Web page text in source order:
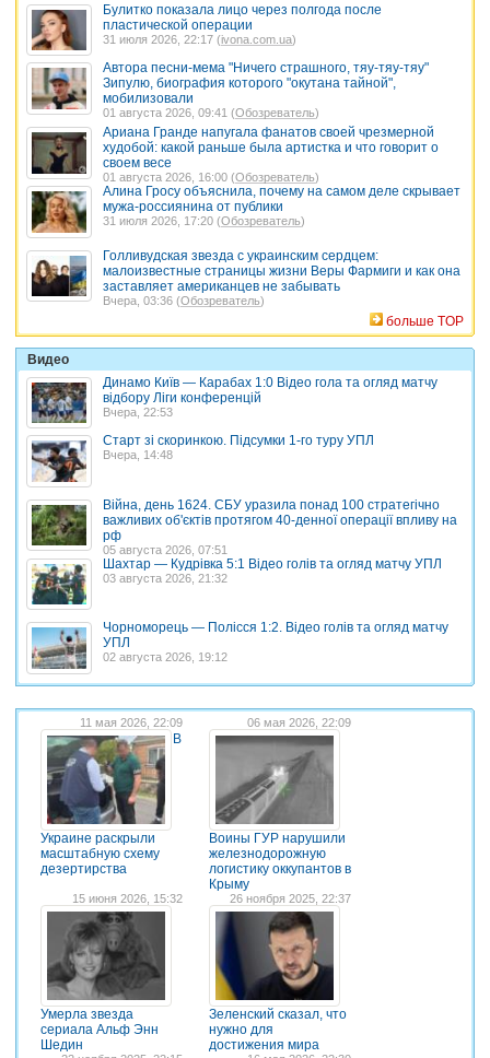
Булитко показала лицо через полгода после
пластической операции
31 июля 2026, 22:17 (ivona.com.ua)
Автора песни-мема "Ничего страшного, тяу-тяу-тяу"
Зипулю, биография которого "окутана тайной",
мобилизовали
01 августа 2026, 09:41 (Обозреватель)
Ариана Гранде напугала фанатов своей чрезмерной
худобой: какой раньше была артистка и что говорит о
своем весе
01 августа 2026, 16:00 (Обозреватель)
Алина Гросу объяснила, почему на самом деле скрывает
мужа-россиянина от публики
31 июля 2026, 17:20 (Обозреватель)
Голливудская звезда с украинским сердцем:
малоизвестные страницы жизни Веры Фармиги и как она
заставляет американцев не забывать
Вчера, 03:36 (Обозреватель)
больше TOP
Видео
Динамо Київ — Карабах 1:0 Відео гола та огляд матчу
відбору Ліги конференцій
Вчера, 22:53
Старт зі скоринкою. Підсумки 1-го туру УПЛ
Вчера, 14:48
Війна, день 1624. СБУ уразила понад 100 стратегічно
важливих об'єктів протягом 40-денної операції впливу на
рф
05 августа 2026, 07:51
Шахтар — Кудрівка 5:1 Відео голів та огляд матчу УПЛ
03 августа 2026, 21:32
Чорноморець — Полісся 1:2. Відео голів та огляд матчу
УПЛ
02 августа 2026, 19:12
11 мая 2026, 22:09
В
Украине раскрыли
масштабную схему
дезертирства
06 мая 2026, 22:09
Воины ГУР нарушили
железнодорожную
логистику оккупантов в
Крыму
15 июня 2026, 15:32
Умерла звезда
сериала Альф Энн
Шедин
26 ноября 2025, 22:37
Зеленский сказал, что
нужно для
достижения мира